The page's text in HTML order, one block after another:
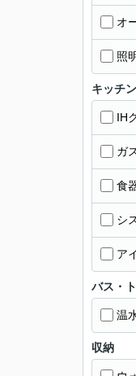
オ
照
キッチン
IH
ガ
食
シ
ア
バス・
温
収納